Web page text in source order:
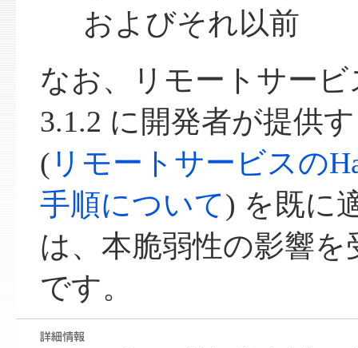
およびそれ以前
なお、リモートサー
3.1.2 に開発者が提供
( リモートサービスの
手順について) を既に
は、本脆弱性の影響
です。